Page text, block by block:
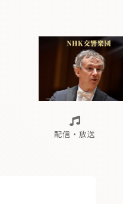
配信・放送
Aからの眺望